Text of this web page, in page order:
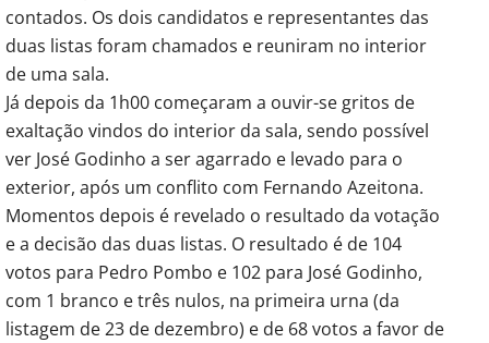
contados. Os dois candidatos e representantes das
duas listas foram chamados e reuniram no interior
de uma sala.
Já depois da 1h00 começaram a ouvir-se gritos de
exaltação vindos do interior da sala, sendo possível
ver José Godinho a ser agarrado e levado para o
exterior, após um conflito com Fernando Azeitona.
Momentos depois é revelado o resultado da votação
e a decisão das duas listas. O resultado é de 104
votos para Pedro Pombo e 102 para José Godinho,
com 1 branco e três nulos, na primeira urna (da
listagem de 23 de dezembro) e de 68 votos a favor de